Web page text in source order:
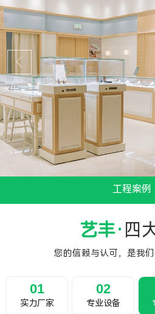
艺丰· 四
您的信赖与认可，是我
01
实力厂家
02
专业设备